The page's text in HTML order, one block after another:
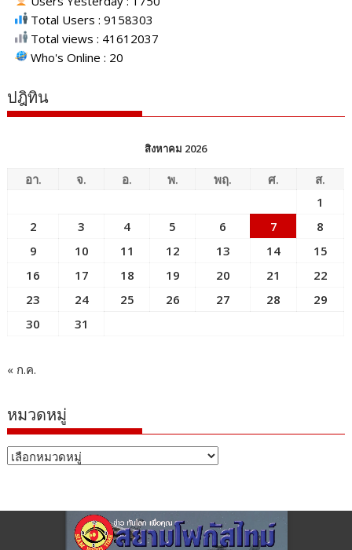
Total Users : 9158303
Total views : 41612037
Who's Online : 20
ปฎิทิน
สิงหาคม 2026
อา. จ. อ. พ. พฤ. ศ.
ส.
1
2
3 4 5 6 7
8
9
10 11 12 13 14
15
16
17 18 19 20 21
22
23
24 25 26 27 28
29
30
31
« ก.ค.
หมวดหมู่
หมวด